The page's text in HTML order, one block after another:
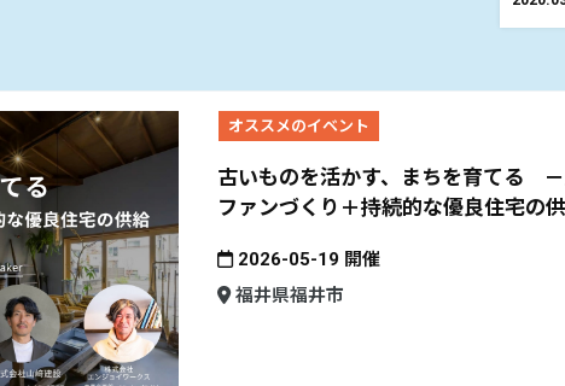
オススメのイベント
古いものを活かす、まちを育てる
ファンづくり＋持続的な優良住宅の
2026-05-19 開催
福井県福井市